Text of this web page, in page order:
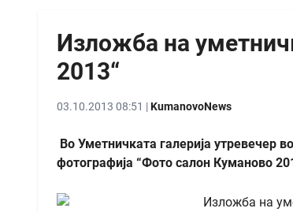
Изложба на
2013“
03.10.2013 08:51 |KumanovoNews
Во Уметничката галерија утревечер
фотографија “Фото салон Куманово